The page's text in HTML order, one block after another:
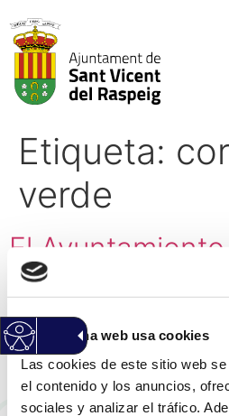
Esta página web usa cookies
Las cookies de este sitio web
el contenido y los anuncios,
sociales y analizar el tráfico.
Etiqueta:
verde
El
protección del
cañada real que
plan parcial de
un gran